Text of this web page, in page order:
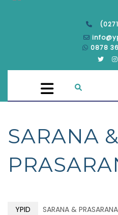
0878
SARANA &
YPID SARANA &